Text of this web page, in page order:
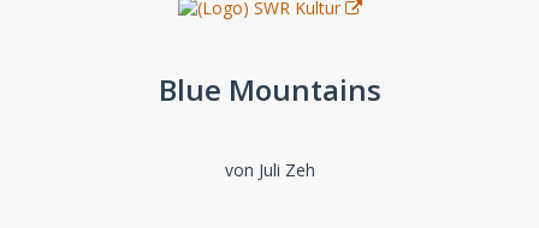
Blue Mountains
von Juli Zeh